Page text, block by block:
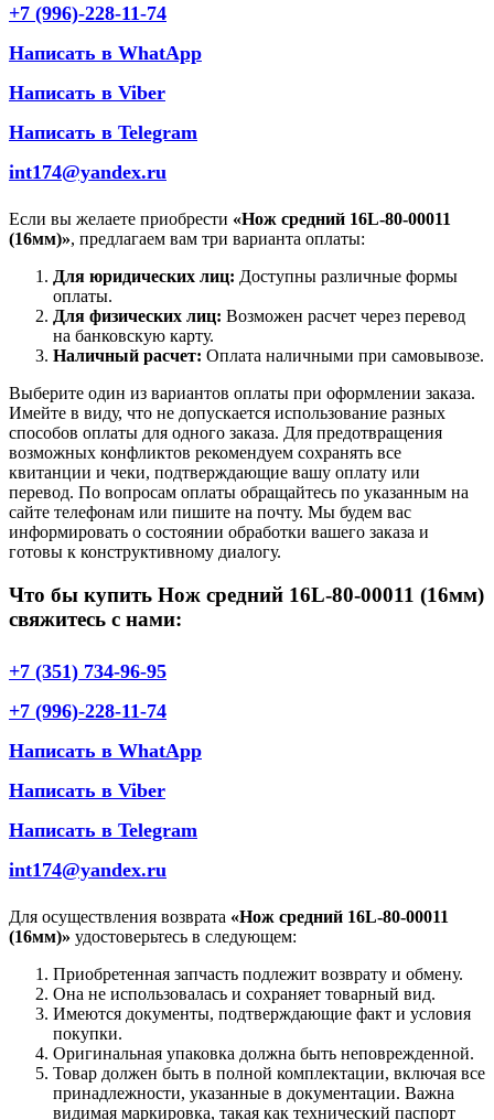
+7 (996)-228-11-74
Написать в WhatApp
Написать в Viber
Написать в Telegram
int174@yandex.ru
Если вы желаете приобрести «Нож средний 16L-80-00011
(16мм)», предлагаем вам три варианта оплаты:
Для юридических лиц: Доступны различные формы
оплаты.
Для физических лиц: Возможен расчет через перевод
на банковскую карту.
Наличный расчет: Оплата наличными при самовывозе.
Выберите один из вариантов оплаты при оформлении заказа.
Имейте в виду, что не допускается использование разных
способов оплаты для одного заказа. Для предотвращения
возможных конфликтов рекомендуем сохранять все
квитанции и чеки, подтверждающие вашу оплату или
перевод. По вопросам оплаты обращайтесь по указанным на
сайте телефонам или пишите на почту. Мы будем вас
информировать о состоянии обработки вашего заказа и
готовы к конструктивному диалогу.
Что бы купить Нож средний 16L-80-00011 (16мм)
свяжитесь с нами:
+7 (351) 734-96-95
+7 (996)-228-11-74
Написать в WhatApp
Написать в Viber
Написать в Telegram
int174@yandex.ru
Для осуществления возврата «Нож средний 16L-80-00011
(16мм)» удостоверьтесь в следующем:
Приобретенная запчасть подлежит возврату и обмену.
Она не использовалась и сохраняет товарный вид.
Имеются документы, подтверждающие факт и условия
покупки.
Оригинальная упаковка должна быть неповрежденной.
Товар должен быть в полной комплектации, включая все
принадлежности, указанные в документации. Важна
видимая маркировка, такая как технический паспорт